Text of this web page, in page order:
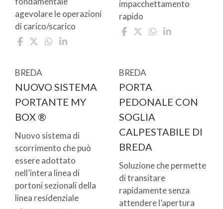
agevolare le operazioni
di carico/scarico
impacchettamento
rapido
BREDA
NUOVO SISTEMA
PORTANTE MY
BOX ®
Nuovo sistema di
scorrimento che può
essere adottato
nell’intera linea di
portoni sezionali della
linea residenziale
BREDA
PORTA
PEDONALE CON
SOGLIA
CALPESTABILE DI
BREDA
Soluzione che permette
di transitare
rapidamente senza
attendere l’apertura